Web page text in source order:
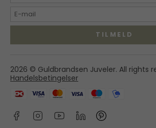
2970 Hørsholm
shop@guldbrandsenjuveler.dk
45 86 01 50
TILMELD
2026 © Guldbrandsen Juveler. All rights
Handelsbetingelser